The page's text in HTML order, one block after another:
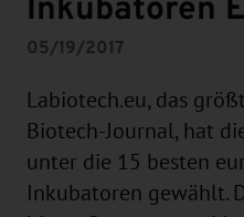
05/19/2017
Labiotech.eu, das
Biotech-Journal, hat
unter die 15 besten
Inkubatoren gewählt.